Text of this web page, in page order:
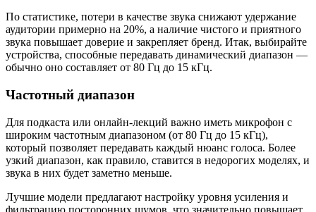
По статистике, потери в качестве звука снижают удержание
аудитории примерно на 20%, а наличие чистого и приятного
звука повышает доверие и закрепляет бренд. Итак, выбирайте
устройства, способные передавать динамический диапазон —
обычно оно составляет от 80 Гц до 15 кГц.
Частотный диапазон
Для подкаста или онлайн-лекций важно иметь микрофон с
широким частотным диапазоном (от 80 Гц до 15 кГц),
который позволяет передавать каждый нюанс голоса. Более
узкий диапазон, как правило, ставится в недорогих моделях, и
звука в них будет заметно меньше.
Лучшие модели предлагают настройку уровня усиления и
фильтрацию посторонних шумов, что значительно повышает